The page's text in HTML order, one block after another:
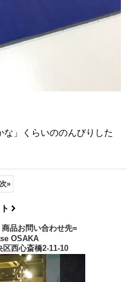
な」くらいののんびりした
次»
品お問い合わせ先=
OSAKA
西心斎橋2-11-10